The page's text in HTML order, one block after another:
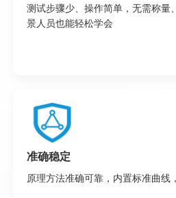
测试步骤少、操作简单，无需称量
景人员也能轻松学会
准确稳定
原理方法准确可靠，内置标准曲线